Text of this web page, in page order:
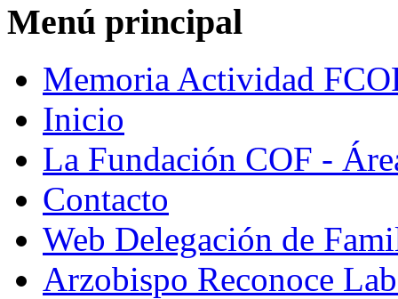
Menú principal
Memoria Actividad
Inicio
La Fundación COF -
Contacto
Web Delegación de
Arzobispo Reconoce